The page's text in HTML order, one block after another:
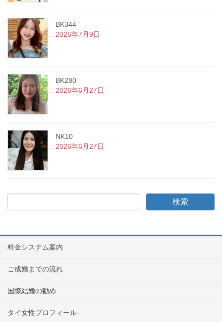
BK344
2026年7月9日
BK280
2026年6月27日
NK10
2026年6月27日
料金システム案内
ご成婚までの流れ
国際結婚の勧め
タイ女性プロフィール